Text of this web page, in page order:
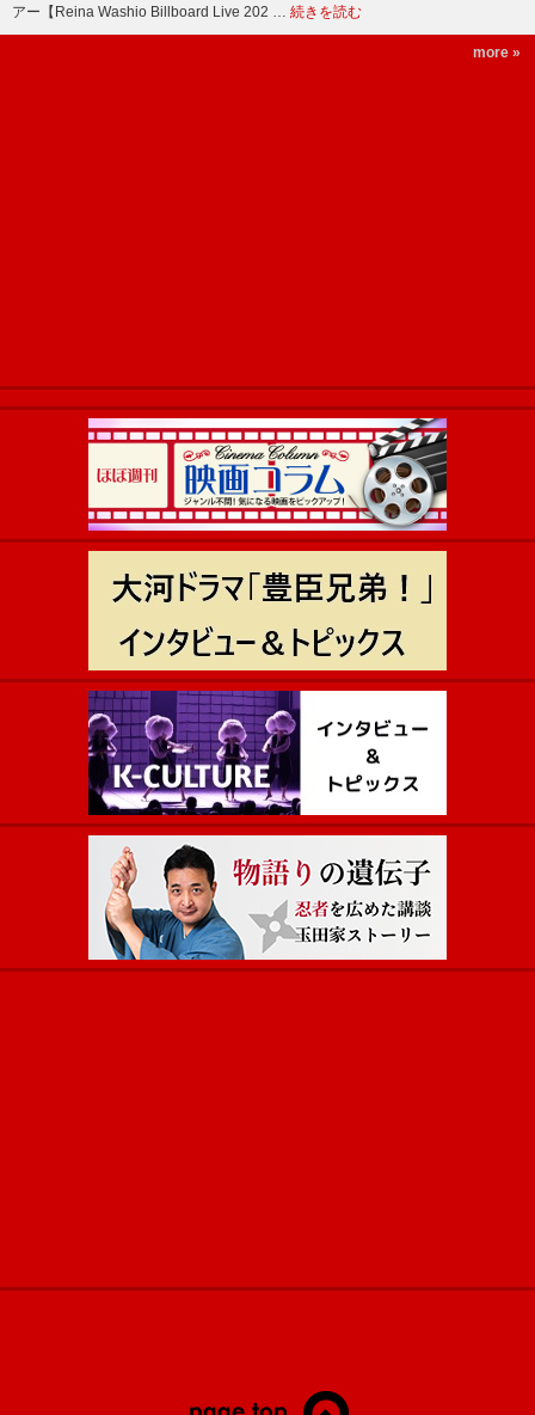
アー【Reina Washio Billboard Live 202 … 続きを読む
more »